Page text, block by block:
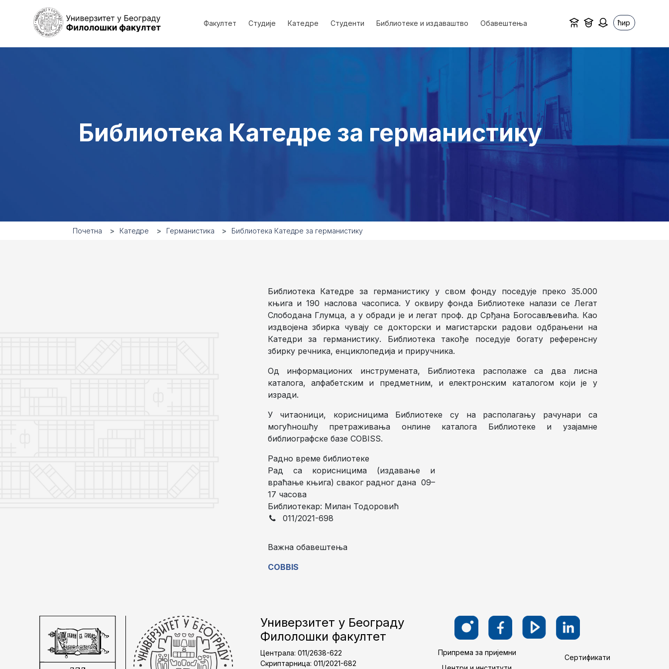
Факултет Студије Катедре Студенти Библиотеке и издаваштво Обавештења ћир
Библиотека Катедре за германистику
Почетна Катедре Германистика Библиотека Катедре за германистику
Библиотека Катедре за германистику у свом фонду поседује преко 35.000
књига и 190 наслова часописа. У оквиру фонда Библиотеке налази се Легат
Слободана Глумца, а у обради је и легат проф. др Срђана Богосављевића. Као
издвојена збирка чувају се докторски и магистарски радови одбрањени на
Катедри за германистику. Библиотека такође поседује богату референсну
збирку речника, енциклопедија и приручника.
Од информационих инструмената, Библиотека располаже са два лисна
каталога, алфабетским и предметним, и електронским каталогом који је у
изради.
У читаоници, корисницима Библиотеке су на располагању рачунари са
могућношћу претраживања онлине каталога Библиотеке и узајамне
библиографске базе COBISS.
Радно време библиотеке
Рад са корисницима (издавање и
враћање књига) сваког радног дана 09–
17 часова
Библиотекар: Милан Тодоровић
011/2021-698
Важна обавештења
COBBIS
Универзитет у Београду
Филолошки факултет
Централа: 011/2638-622
Скриптарница: 011/2021-682
Припрема за пријемни
Сертификати